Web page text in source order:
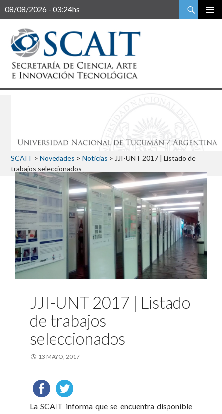
08/08/2026 - 03:24hs
Buscar
SCAIT > Novedades > Noticias > JJI-UNT 2017 | Listado de
trabajos seleccionados
JJI-UNT 2017 | Listado
de trabajos
seleccionados
13 MAYO, 2017
La SCAIT informa que se encuentra disponible